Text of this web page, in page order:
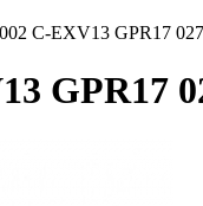
C-EXV13 GPR17
GPR17